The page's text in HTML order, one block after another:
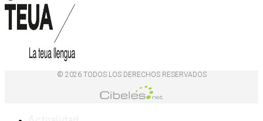
© 2026 TODOS LOS DERECHOS RESERVADOS